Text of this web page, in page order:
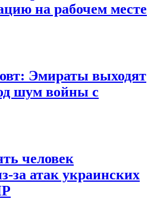
на рабочем месте
Эмираты выходят
шум войны с
человек
за атак украинских